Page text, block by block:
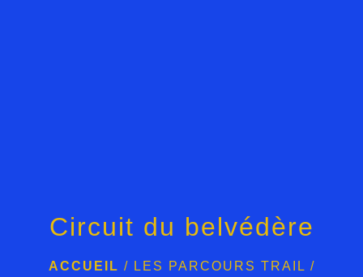
Circuit du belvédère
ACCUEIL / LES PARCOURS TRAIL /